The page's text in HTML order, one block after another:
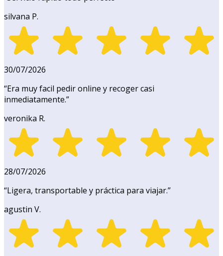
silvana P.
30/07/2026
“Era muy facil pedir online y recoger casi
inmediatamente.”
veronika R.
28/07/2026
“Ligera, transportable y práctica para viajar.”
agustin V.